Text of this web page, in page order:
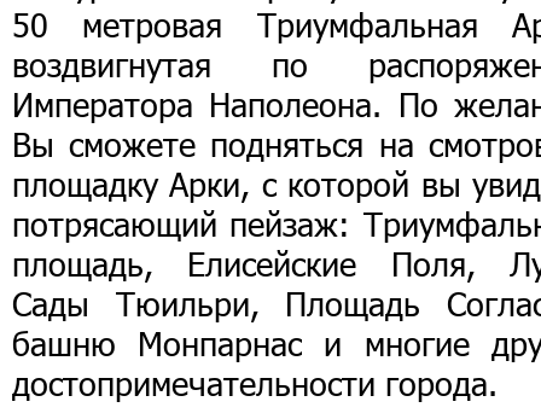
50 метровая Триумфальная
воздвигнутая по
Императора Наполеона. По
Вы сможете подняться на
площадку Арки, с которой вы
потрясающий пейзаж:
площадь, Елисейские Поля,
Сады Тюильри, Площадь
башню Монпарнас и многие
достопримечательности города.